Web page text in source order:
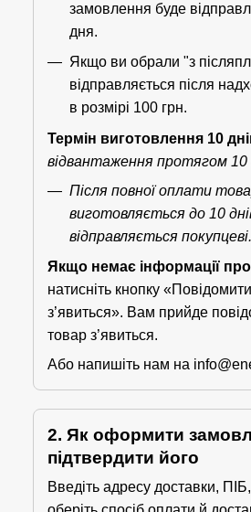
замовлення буде
дня.
Якщо ви обрали "з
відправляється після
в розмірі 100 грн.
Термін виготовлення 10
відвантаження протягом 10
Після повної оплати
виготовляється до 10
відправляється покупцеві.
Якщо немає інформації про
натисніть кнопку
з’явиться». Вам прийде
товар з’явиться.
Або напишіть нам на
2. Як оформити
підтвердити його
Введіть адресу доставки, ПІБ,